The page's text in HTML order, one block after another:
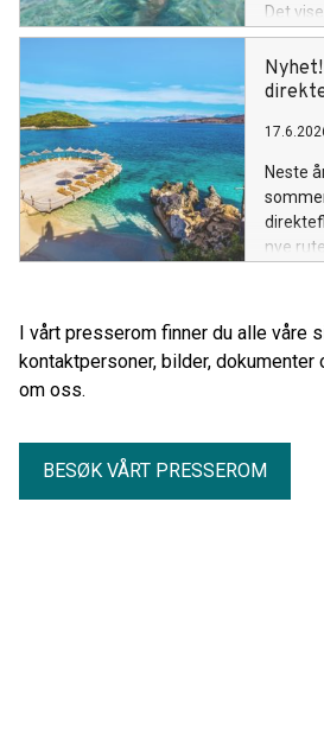
Det
Apollo.
Neste
nye
I vårt presserom finner du alle våre
kontaktpersoner, bilder, dokumenter
om oss.
BESØK VÅRT PRESSEROM